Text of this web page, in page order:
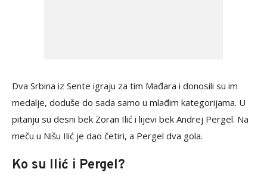
Dva Srbina iz Sente igraju za tim Mađara i donosili su im
medalje, doduše do sada samo u mlađim kategorijama. U
pitanju su desni bek Zoran Ilić i lijevi bek Andrej Pergel. Na
meču u Nišu Ilić je dao četiri, a Pergel dva gola.
Ko su Ilić i Pergel?